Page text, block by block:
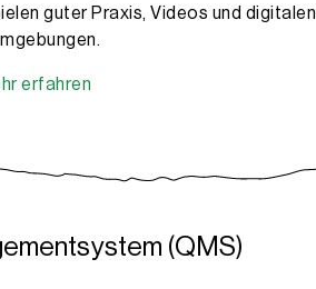
guter Praxis, Videos und digitalen
erfahren
(QMS)